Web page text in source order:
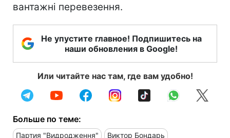
вантажні перевезення.
Не упустите главное! Подпишитесь на
наши обновления в Google!
Или читайте нас там, где вам удобно!
Больше по теме:
Партия "Видродження" Виктор Бондарь